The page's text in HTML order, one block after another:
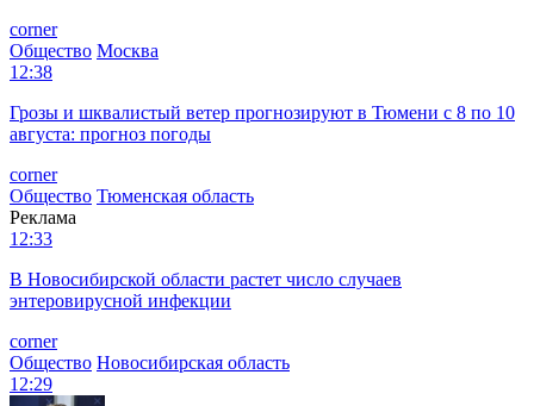
corner
Общество Москва
12:38
Грозы и шквалистый ветер прогнозируют в Тюмени с 8 по 10
августа: прогноз погоды
corner
Общество Тюменская область
Реклама
12:33
В Новосибирской области растет число случаев
энтеровирусной инфекции
corner
Общество Новосибирская область
12:29